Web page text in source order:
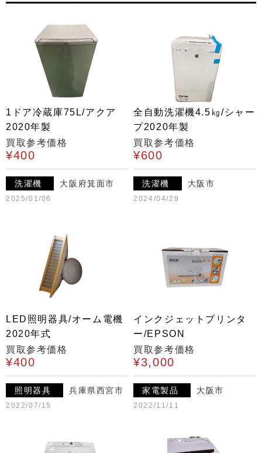
1ドア冷蔵庫75L/アクア
2020年製
買取参考価格
¥400
洗濯機 大阪府箕面市
2025/01/06
全自動洗濯機4.5㎏/シャー
プ2020年製
買取参考価格
¥600
洗濯機 大阪市
2024/04/29
LED照明器具/オーム電機
2020年式
買取参考価格
¥400
照明器具 兵庫県西宮市
2022/07/15
インクジェットプリンタ
ー/EPSON
買取参考価格
¥3,000
家電製品 大阪市
2022/11/11